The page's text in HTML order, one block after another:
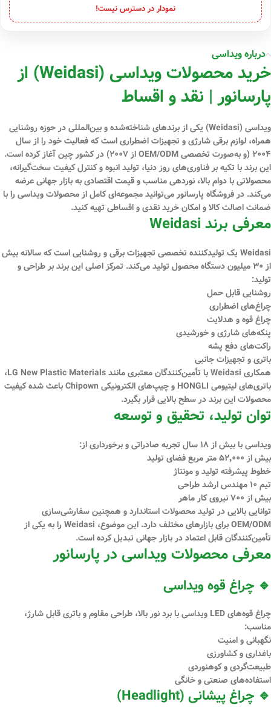
نمودار در دسترس نیست!
درباره ویداسی
خرید محصولات ویداسی (Weidasi) از
پارسانور | نقد و اقساط
ویداسی (Weidasi) یکی از برندهای شناخته‌شده و بین‌المللی در حوزهروشنایی
همراه، لوازم برقی شارژی و تجهیزات اضطراریاست که فعالیت خود را از سال
۲۰۰۴ (و به‌صورت تخصصی OEM/ODM از ۲۰۰۷) در کشور چین آغاز کرده است.
این برند با تکیه بر فناوری‌های روز دنیا، تولید انبوه و کنترل کیفیت سخت‌گیرانه،
محصولاتی بادوام بالا، نوردهی مناسب و قیمت اقتصادیبه بازار جهانی عرضه
می‌کند. در فروشگاه پارسانورمی‌توانید مجموعه‌ای کامل از محصولات ویداسی را با
ضمانت اصالت کالاو امکانخرید نقدی و اقساطی تهیه کنید.
معرفی برند Weidasi
Weidasi یک تولیدکننده تخصصی تجهیزات برقی و روشنایی است که سالانه بیش
از ۳۰ میلیون دستگاه
محصول تولید می‌کند. تمرکز اصلی این برند بر طراحی و
تولید:
روشنایی قابل حمل
چراغ‌های اضطراری
چراغ قوه و هدلایت
پنکه‌های شارژی و خورشیدی
راکت‌های دفع پشه
باتری و تجهیزات جانبی
همکاری Weidasi با تأمین‌کنندگان معتبری مانند
LG New Plastic Materials،
باتری‌های لیتیومی HONGLI و چیپ‌های الکترونیکی Chipown
باعث شده کیفیت
محصولات این برند در سطح بالایی قرار بگیرد.
توان تولید، تحقیق و توسعه
ویداسی با بیش از۱۸ سال تجربه صادراتی
و برخورداری از:
بیش از ۵۲٬۰۰۰ متر مربع فضای تولید
خطوط پیشرفته تولید و مونتاژ
تیم ۱۰ مهندس ارشد طراحی
بیش از ۷۰۰ نیروی کار ماهر
توانایی بالایی در تولید محصولات استاندارد و همچنینسفارشی‌سازی
OEM/ODM
برای بازارهای مختلف دارد. این موضوع، Weidasi را به یکی از
تأمین‌کنندگان قابل اعتماد در بازار جهانی تبدیل کرده است.
معرفی محصولات ویداسی در پارسانور
🔹 چراغ قوه ویداسی
چراغ قوه‌های LED ویداسی با برد نور بالا، طراحی مقاوم و باتری قابل شارژ،
مناسب:
نگهبانی و امنیت
باغداری و کشاورزی
طبیعت‌گردی و کوهنوردی
استفاده‌های صنعتی و خانگی
🔹 چراغ پیشانی (Headlight)